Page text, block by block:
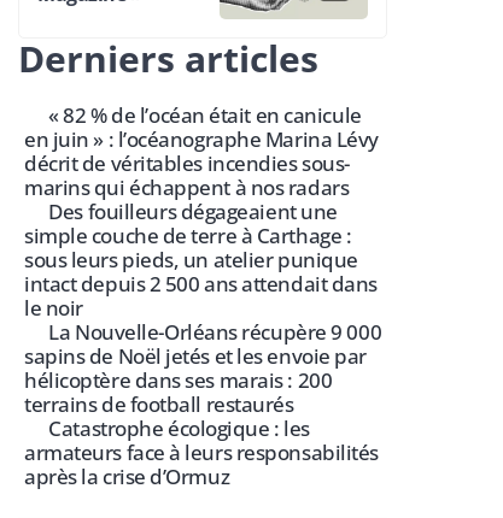
Derniers articles
« 82 % de l’océan était en canicule
en juin » : l’océanographe Marina Lévy
décrit de véritables incendies sous-
marins qui échappent à nos radars
Des fouilleurs dégageaient une
simple couche de terre à Carthage :
sous leurs pieds, un atelier punique
intact depuis 2 500 ans attendait dans
le noir
La Nouvelle-Orléans récupère 9 000
sapins de Noël jetés et les envoie par
hélicoptère dans ses marais : 200
terrains de football restaurés
Catastrophe écologique : les
armateurs face à leurs responsabilités
après la crise d’Ormuz